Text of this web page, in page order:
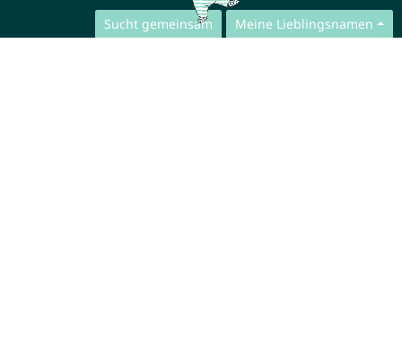
Sucht gemeinsam Meine Lieblingsnamen